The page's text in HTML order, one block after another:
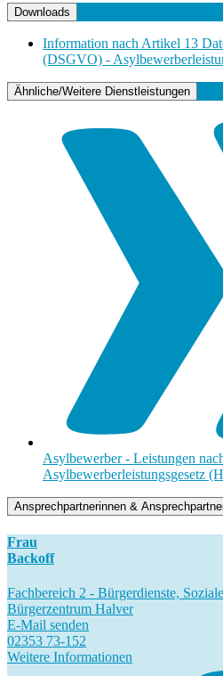
Downloads
Information nach Artikel 13
(DSGVO) -
Ähnliche/Weitere Dienstleistungen
Asylbewerber - Leistungen
Asylbewerberleistungsgesetz
Ansprechpartnerinnen &
Frau
Backoff
Fachbereich 2 - Bürgerdienste,
Bürgerzentrum Halver
E-Mail senden
02353 73-152
Weitere Informationen